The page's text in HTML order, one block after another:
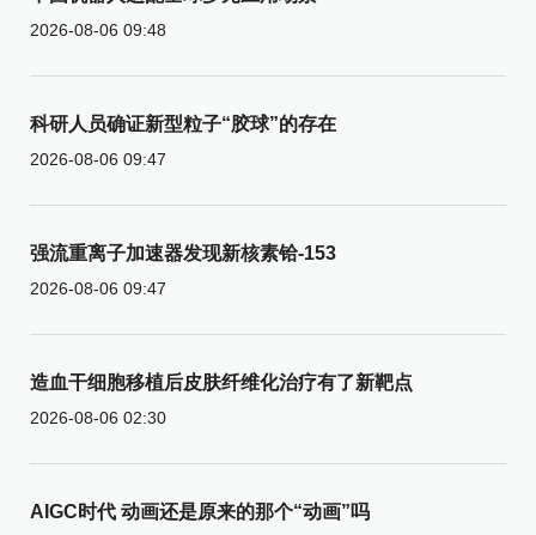
2026-08-06 09:48
科研人员确证新型粒子“胶球”的存在
2026-08-06 09:47
强流重离子加速器发现新核素铪-153
2026-08-06 09:47
造血干细胞移植后皮肤纤维化治疗有了新靶点
2026-08-06 02:30
AIGC时代 动画还是原来的那个“动画”吗